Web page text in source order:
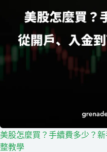
美股怎麼買？手續費多少？
整教學